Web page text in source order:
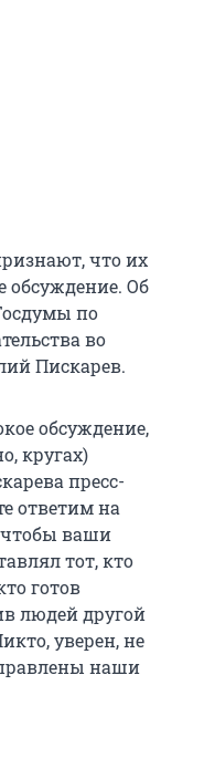
что их
Об
по
во
Пискарев.
обсуждение,
кругах)
пресс-
ответим на
чтобы ваши
тот, кто
готов
людей другой
уверен, не
наши